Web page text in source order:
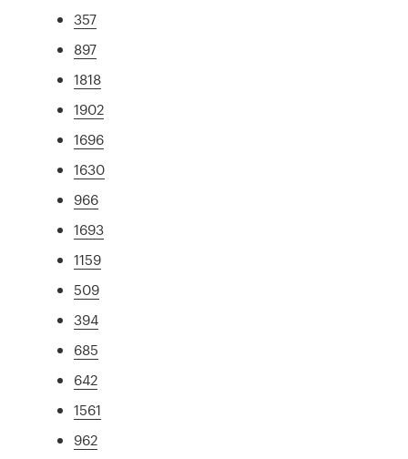
357
897
1818
1902
1696
1630
966
1693
1159
509
394
685
642
1561
962